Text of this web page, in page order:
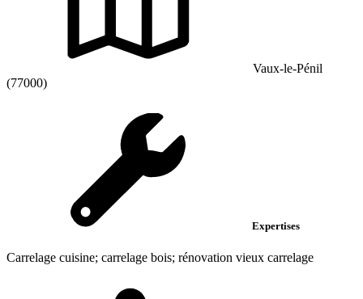
Vaux-le-Pénil
(77000)
Expertises
Carrelage cuisine; carrelage bois; rénovation vieux carrelage